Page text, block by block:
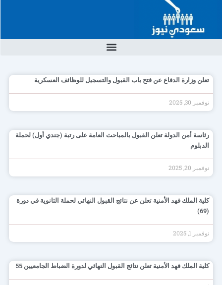
المحتوى
تعلن وزارة الدفاع عن فتح باب القبول والتسجيل للوظائف العسكرية
نوفمبر 30, 2025
رئاسة أمن الدولة تعلن القبول بالمباحث العامة على رتبة (جندي أول) لحملة
الدبلوم
نوفمبر 20, 2025
كلية الملك فهد الأمنية تعلن عن نتائج القبول النهائي لحملة الثانوية في دورة
(69)
نوفمبر 1, 2025
كلية الملك فهد الأمنية تعلن نتائج القبول النهائي لدورة الضباط الجامعيين 55
Page
Page
Page
Page
Page